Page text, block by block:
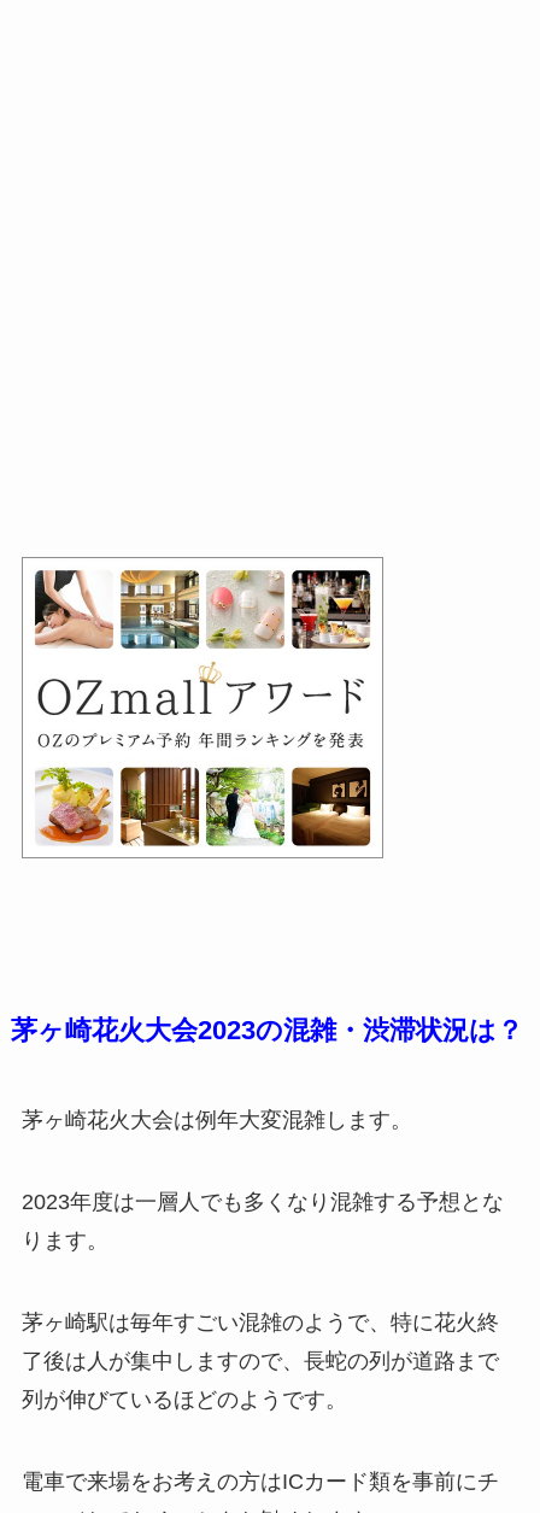
茅ヶ崎花火大会2023の混雑・渋滞状況は？
茅ヶ崎花火大会は例年大変混雑します。
2023年度は一層人でも多くなり混雑する予想とな
ります。
茅ヶ崎駅は毎年すごい混雑のようで、特に花火終
了後は人が集中しますので、長蛇の列が道路まで
列が伸びているほどのようです。
電車で来場をお考えの方はICカード類を事前にチ